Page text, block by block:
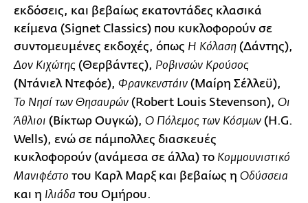
εκδόσεις, και βεβαίως εκατοντάδες κλασικά
κείμενα (Signet Classics) που κυκλοφορούν σε
συντομευμένες εκδοχές, όπως Η Κόλαση (Δάντης),
Δον Κιχώτης (Θερβάντες), Ροβινσών Κρούσος
(Ντάνιελ Ντεφόε), Φρανκενστάιν (Mαίρη Σέλλεϋ),
Το Νησί των Θησαυρών (Robert Louis Stevenson), Οι
Άθλιοι (Βίκτωρ Ουγκώ), Ο Πόλεμος των Κόσμων (H.G.
Wells), ενώ σε πάμπολλες διασκευές
κυκλοφορούν (ανάμεσα σε άλλα) το Κομμουνιστικό
Μανιφέστο του Καρλ Μαρξ και βεβαίως η Οδύσσεια
και η Ιλιάδα του Ομήρου.